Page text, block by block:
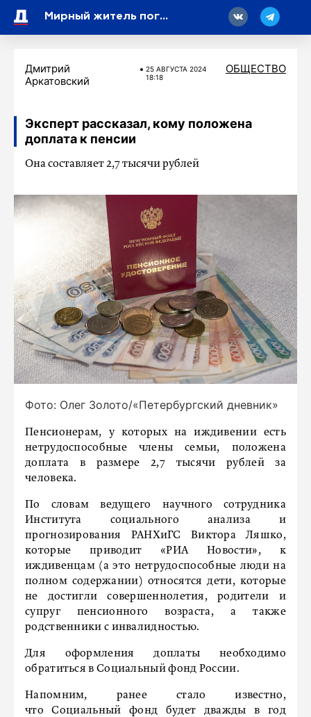
Мирный житель погиб в селе Соловьевка Белгородской области
Дмитрий
Аркатовский
25 АВГУСТА 2024
18:18
ОБЩЕСТВО
Эксперт рассказал, кому положена
доплата к пенсии
Она составляет 2,7 тысячи рублей
Фото: Олег Золото/«Петербургский дневник»
Пенсионерам, у которых на иждивении есть
нетрудоспособные члены семьи, положена
доплата в размере 2,7 тысячи рублей за
человека.
По словам ведущего научного сотрудника
Института социального анализа и
прогнозирования РАНХиГС Виктора Ляшко,
которые приводит «РИА Новости», к
иждивенцам (а это нетрудоспособные люди на
полном содержании) относятся дети, которые
не достигли совершеннолетия, родители и
супруг пенсионного возраста, а также
родственники с инвалидностью.
Для оформления доплаты необходимо
обратиться в Социальный фонд России.
Напомним, ранее стало известно,
что Социальный фонд будет дважды в год